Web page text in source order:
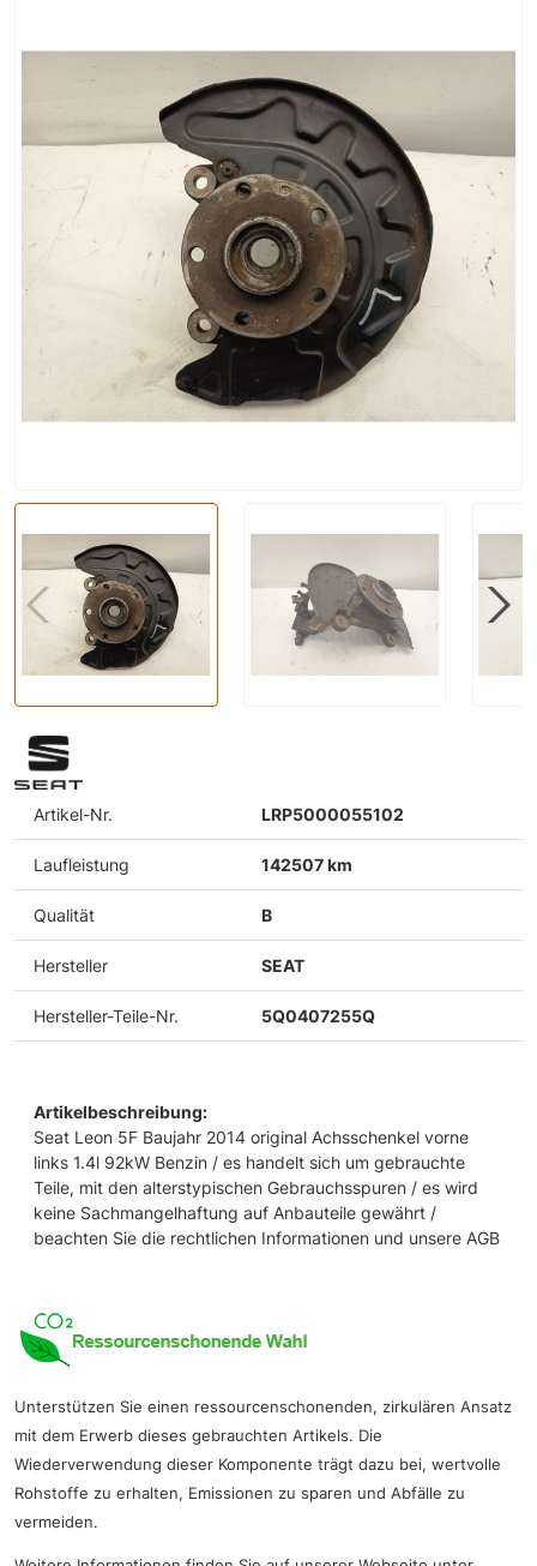
Artikel-Nr. LRP5000055102
Laufleistung 142507 km
Qualität B
Hersteller SEAT
Hersteller-Teile-Nr. 5Q0407255Q
Artikelbeschreibung:
Seat Leon 5F Baujahr 2014 original Achsschenkel vorne
links 1.4l 92kW Benzin / es handelt sich um gebrauchte
Teile, mit den alterstypischen Gebrauchsspuren / es wird
keine Sachmangelhaftung auf Anbauteile gewährt /
beachten Sie die rechtlichen Informationen und unsere AGB
Unterstützen Sie einen ressourcenschonenden, zirkulären Ansatz
mit dem Erwerb dieses gebrauchten Artikels. Die
Wiederverwendung dieser Komponente trägt dazu bei, wertvolle
Rohstoffe zu erhalten, Emissionen zu sparen und Abfälle zu
vermeiden.